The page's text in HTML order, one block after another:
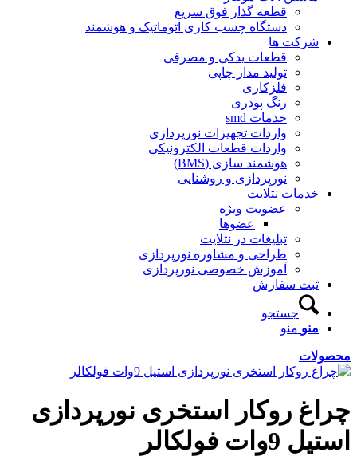
قطعه گذار فوق سریع
دستگاه چسب کاری اتوماتیک و هوشمند
شرکت ها
قطعات یدکی و مصرفی
تولید مدار چاپی
فلزکاری
رنگ پودری
خدمات smd
واردات تجهیزات نورپردازی
واردات قطعات الکترونیکی
هوشمند سازی (BMS)
نورپردازی و روشنایی
خدمات نتلایت
عضویت ویژه
عضوها
تبلیغات در نتلایت
طراحی و مشاوره نورپردازی
آموزش خصوصی نورپردازی
ثبت سفارش
جستجو
منو منو
محصولات
چراغ روکار استخری نورپردازی
استیل 9وات فولکالر